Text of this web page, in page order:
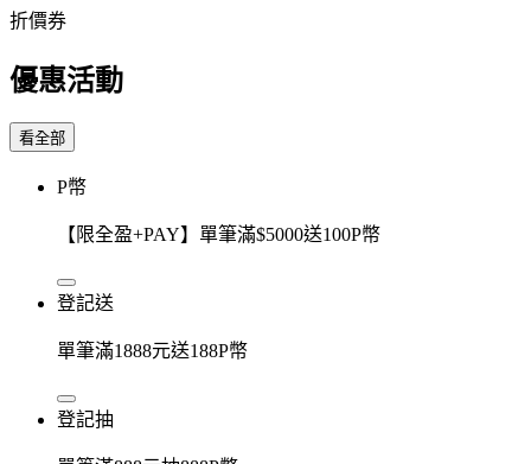
折價券
優惠活動
看全部
P幣
【限全盈+PAY】單筆滿$5000送100P幣
登記送
單筆滿1888元送188P幣
登記抽